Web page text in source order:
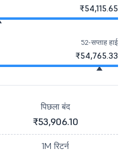
₹54,115.65
52-सप्ताह हाई
₹54,765.33
पिछला बंद
₹53,906.10
1M रिटर्न